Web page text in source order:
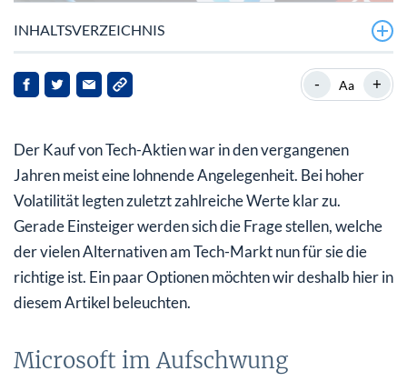
INHALTSVERZEICHNIS
Microsoft im Aufschwung
Netflix mit Comeback
Was Einsteiger beachten sollten
Nicht nur auf Tech-Werte setzen
Die Aktien im Blick behalten
- Aa +
Der Kauf von Tech-Aktien war in den vergangenen
Jahren meist eine lohnende Angelegenheit. Bei hoher
Volatilität legten zuletzt zahlreiche Werte klar zu.
Gerade Einsteiger werden sich die Frage stellen, welche
der vielen Alternativen am Tech-Markt nun für sie die
richtige ist. Ein paar Optionen möchten wir deshalb hier in
diesem Artikel beleuchten.
Microsoft im Aufschwung